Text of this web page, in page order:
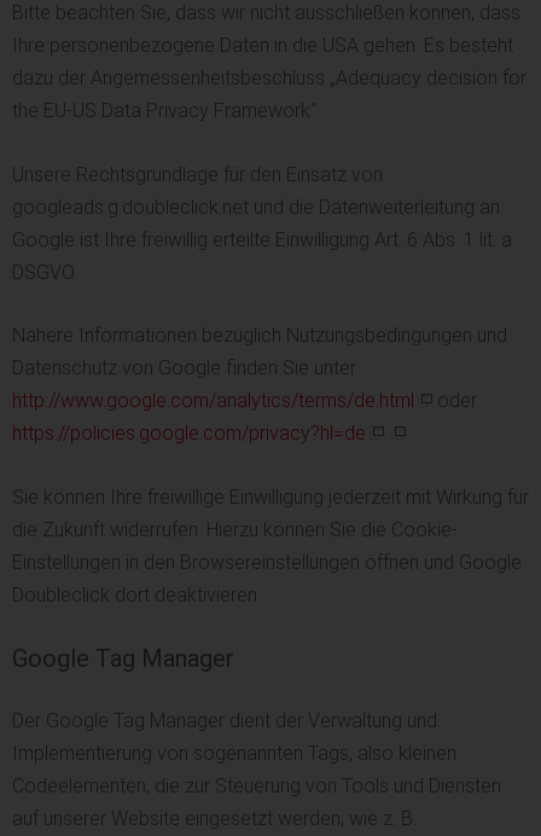
Bitte beachten Sie, dass wir nicht ausschließen können, dass
Ihre personenbezogene Daten in die USA gehen. Es besteht
dazu der Angemessenheitsbeschluss „Adequacy decision for
the EU-US Data Privacy Framework“.
Unsere Rechtsgrundlage für den Einsatz von
googleads.g.doubleclick.net und die Datenweiterleitung an
Google ist Ihre freiwillig erteilte Einwilligung Art. 6 Abs. 1 lit. a
DSGVO.
Nähere Informationen bezüglich Nutzungsbedingungen und
Datenschutz von Google finden Sie unter
http://www.google.com/analytics/terms/de.html
oder
https://policies.google.com/privacy?hl=de
.
Sie können Ihre freiwillige Einwilligung jederzeit mit Wirkung für
die Zukunft widerrufen. Hierzu können Sie die Cookie-
Einstellungen in den Browsereinstellungen öffnen und Google
Doubleclick dort deaktivieren.
Google Tag Manager
Der Google Tag Manager dient der Verwaltung und
Implementierung von sogenannten Tags, also kleinen
Codeelementen, die zur Steuerung von Tools und Diensten
auf unserer Website eingesetzt werden, wie z. B.